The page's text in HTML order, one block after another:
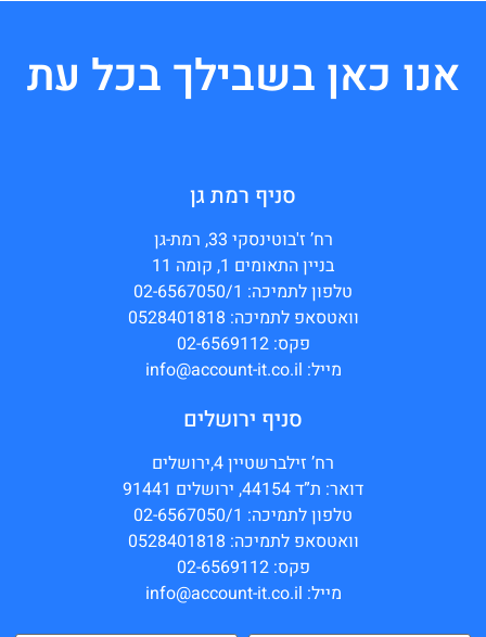
אנו כאן בשבילך בכל עת
סניף רמת גן
רח’ ז'בוטינסקי 33, רמת-גן
בניין התאומים 1, קומה 11
טלפון לתמיכה: 02-6567050/1
וואטסאפ לתמיכה: 0528401818
פקס: 02-6569112
מייל: info@account-it.co.il
סניף ירושלים
רח’ זילברשטיין 4,ירושלים
דואר: ת”ד 44154, ירושלים 91441
טלפון לתמיכה: 02-6567050/1
וואטסאפ לתמיכה: 0528401818
פקס: 02-6569112
מייל: info@account-it.co.il